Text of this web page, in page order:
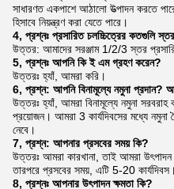
সাধারণত একপাশে আঠালো উত্পাদন করতে
হিসাবে নিয়ন্ত্রণ করা যেতে পারে।
4, প্রশ্নঃ প্রসারিত চলচ্চিত্রের কতগুলি
উত্তর: আমাদের সরঞ্জাম 1/2/3 স্তর
5, প্রশ্নঃ আপনি কি ই এম গ্রহণ করেন?
উত্তরঃ হ্যাঁ, আমরা করি।
6, প্রশ্ন: আপনি বিনামূল্যে নমুনা প্রদান?
উত্তরঃ হ্যাঁ, আমরা বিনামূল্যে নমুনা সরবরাহ
প্রয়োজন। আমরা 3 কার্যদিবসের মধ্যে
নেবে।
7, প্রশ্ন: আপনার প্রসবের সময় কি?
উত্তরঃ আমরা কারখানা, তাই আমরা উৎপাদন
তারপরে প্রসবের সময়, এটি 5-20 কার্যদিবস।
8, প্রশ্নঃ আপনার উৎপাদন ক্ষমতা কি?